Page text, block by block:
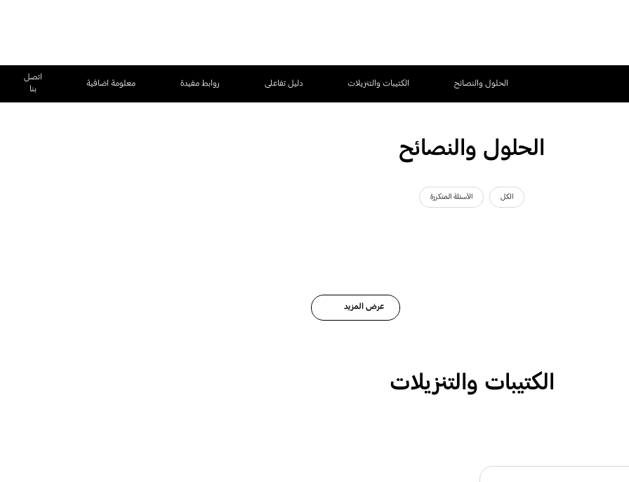
الحلول والنصائح الكتيبات والتنزيلات دليل تفاعلى روابط مفيدة معلومة اضافية
اتصل
بنا
الحلول والنصائح
الكل الأسئلة المتكررة
عرض المزيد
الكتيبات والتنزيلات